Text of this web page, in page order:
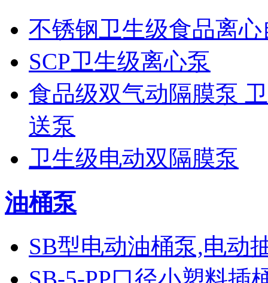
不锈钢卫生级食品离
SCP卫生级离心泵
食品级双气动隔膜泵
送泵
卫生级电动双隔膜泵
油桶泵
SB型电动油桶泵,电动